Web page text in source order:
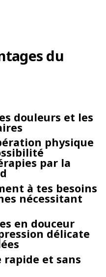
du
douleurs et les
physique
par la
à tes besoins
nécessitant
en douceur
délicate
rapide et sans